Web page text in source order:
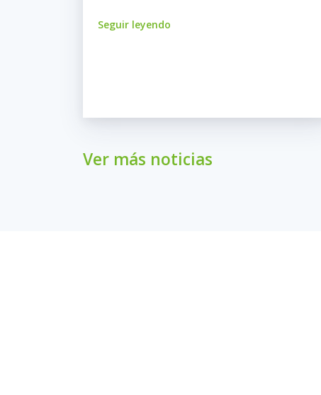
Seguir leyendo
Ver más noticias